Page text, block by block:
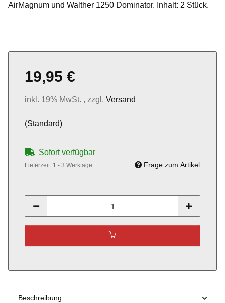
AirMagnum und Walther 1250 Dominator. Inhalt: 2 Stück.
19,95 €
inkl. 19% MwSt. , zzgl. Versand
(Standard)
Sofort verfügbar
Lieferzeit: 1 - 3 Werktage Frage zum Artikel
Beschreibung